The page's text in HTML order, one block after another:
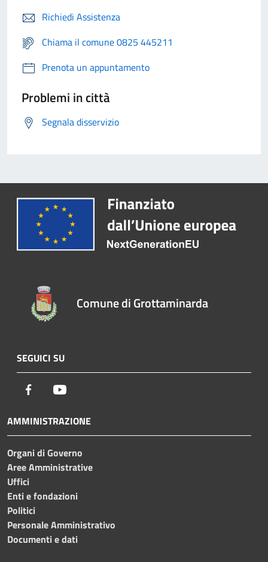
Richiedi Assistenza
Chiama il comune 0825 445211
Prenota un appuntamento
Problemi in città
Segnala disservizio
Comune di Grottaminarda
SEGUICI SU
Facebook
AMMINISTRAZIONE
Organi di Governo
Aree Amministrative
Uffici
Enti e fondazioni
Politici
Personale Amministrativo
Documenti e dati